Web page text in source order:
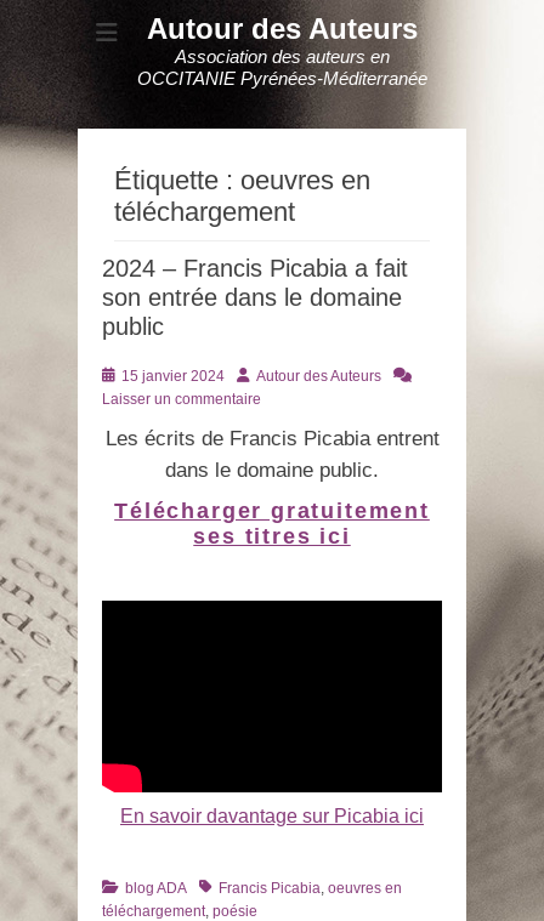
Autour des Auteurs
Association des auteurs en
OCCITANIE Pyrénées-Méditerranée
Étiquette : oeuvres en
téléchargement
2024 – Francis Picabia a fait
son entrée dans le domaine
public
Posté
le
15 janvier 2024 AuteurAutour des Auteurs
Laisser un commentaire
Les écrits de Francis Picabia entrent
dans le domaine public.
Télécharger gratuitement
ses titres ici
En savoir davantage sur Picabia ici
Catégories
blog ADA TagsFrancis Picabia oeuvres en
téléchargement poésie